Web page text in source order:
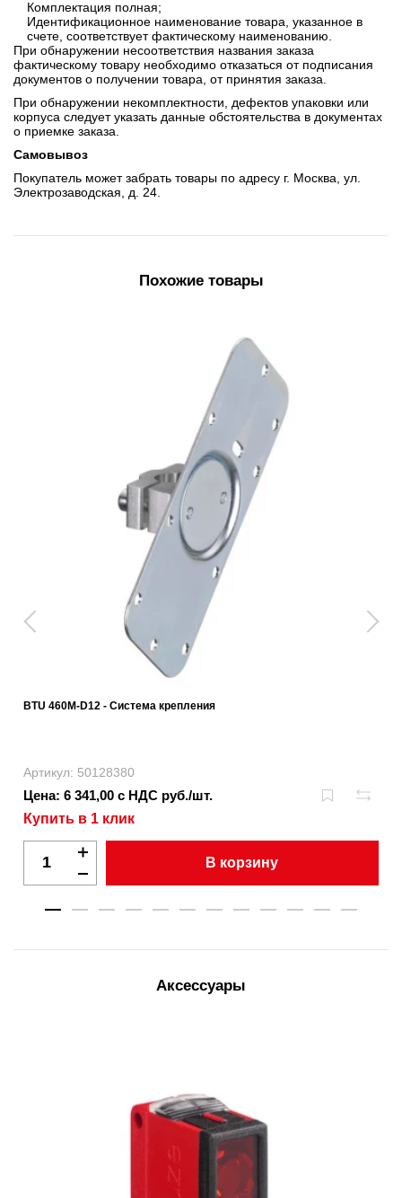
Комплектация полная;
Идентификационное наименование товара, указанное в
счете, соответствует фактическому наименованию.
При обнаружении несоответствия названия заказа
фактическому товару необходимо отказаться от подписания
документов о получении товара, от принятия заказа.
При обнаружении некомплектности, дефектов упаковки или
корпуса следует указать данные обстоятельства в документах
о приемке заказа.
Самовывоз
Покупатель может забрать товары по адресу г. Москва, ул.
Электрозаводская, д. 24.
Похожие товары
BTU 460M-D12 - Система крепления
Артикул: 50128380
Цена: 6 341,00 с НДС руб./шт.
Купить в 1 клик
В корзину
Аксессуары